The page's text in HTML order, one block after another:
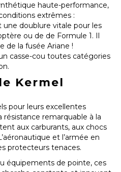
haute-performance,
extrêmes :
doublure vitale pour les
ou de de Formule 1. Il
de la fusée Ariane !
casse-cou toutes catégories
Kermel
pour leurs excellentes
remarquable à la
aux carburants, aux chocs
et l’armée en
protecteurs tenaces.
équipements de pointe, ces